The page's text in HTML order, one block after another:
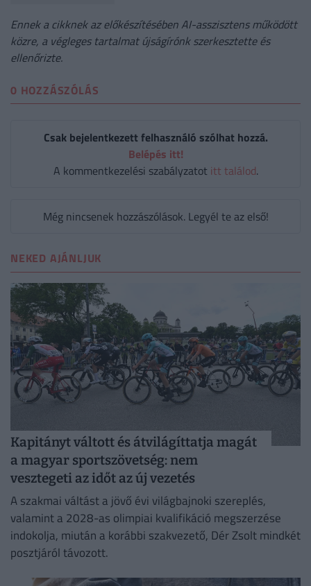
Ennek a cikknek az előkészítésében AI-asszisztens működött
közre, a végleges tartalmat újságírónk szerkesztette és
ellenőrizte.
0 HOZZÁSZÓLÁS
Csak bejelentkezett felhasználó szólhat hozzá.
Belépés itt!
A kommentkezelési szabályzatot itt találod.
Még nincsenek hozzászólások. Legyél te az első!
NEKED AJÁNLJUK
Kapitányt váltott és átvilágíttatja magát
a magyar sportszövetség: nem
vesztegeti az időt az új vezetés
A szakmai váltást a jövő évi világbajnoki szereplés,
valamint a 2028-as olimpiai kvalifikáció megszerzése
indokolja, miután a korábbi szakvezető, Dér Zsolt mindkét
posztjáról távozott.